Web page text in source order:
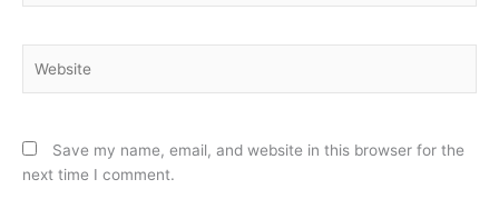
Save my name, email, and website in this browser for the
next time I comment.